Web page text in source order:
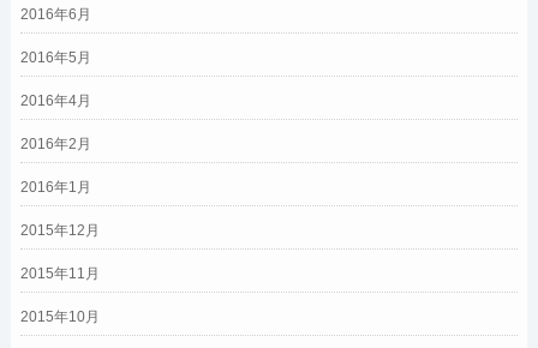
2016年6月
2016年5月
2016年4月
2016年2月
2016年1月
2015年12月
2015年11月
2015年10月